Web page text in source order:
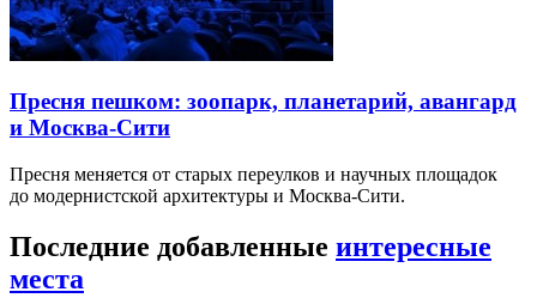
Пресня пешком: зоопарк, планетарий, авангард
и Москва-Сити
Пресня меняется от старых переулков и научных площадок
до модернистской архитектуры и Москва-Сити.
Последние добавленные интересные
места